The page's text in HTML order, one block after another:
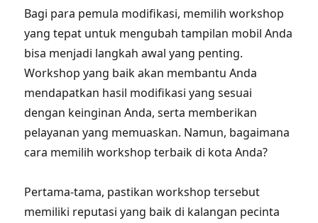
Bagi para pemula modifikasi, memilih workshop
yang tepat untuk mengubah tampilan mobil Anda
bisa menjadi langkah awal yang penting.
Workshop yang baik akan membantu Anda
mendapatkan hasil modifikasi yang sesuai
dengan keinginan Anda, serta memberikan
pelayanan yang memuaskan. Namun, bagaimana
cara memilih workshop terbaik di kota Anda?
Pertama-tama, pastikan workshop tersebut
memiliki reputasi yang baik di kalangan pecinta